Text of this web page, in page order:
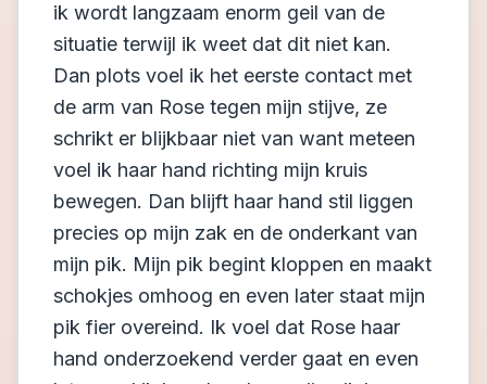
ik wordt langzaam enorm geil van de
situatie terwijl ik weet dat dit niet kan.
Dan plots voel ik het eerste contact met
de arm van Rose tegen mijn stijve, ze
schrikt er blijkbaar niet van want meteen
voel ik haar hand richting mijn kruis
bewegen. Dan blijft haar hand stil liggen
precies op mijn zak en de onderkant van
mijn pik. Mijn pik begint kloppen en maakt
schokjes omhoog en even later staat mijn
pik fier overeind. Ik voel dat Rose haar
hand onderzoekend verder gaat en even